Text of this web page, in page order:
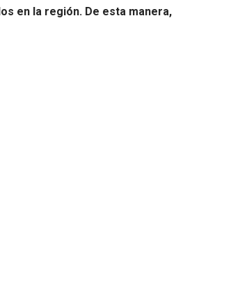
en la región. De esta manera,